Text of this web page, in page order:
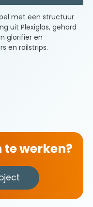
met een structuur
uit Plexiglas, gehard
glorifier en
en railstrips.
werken?